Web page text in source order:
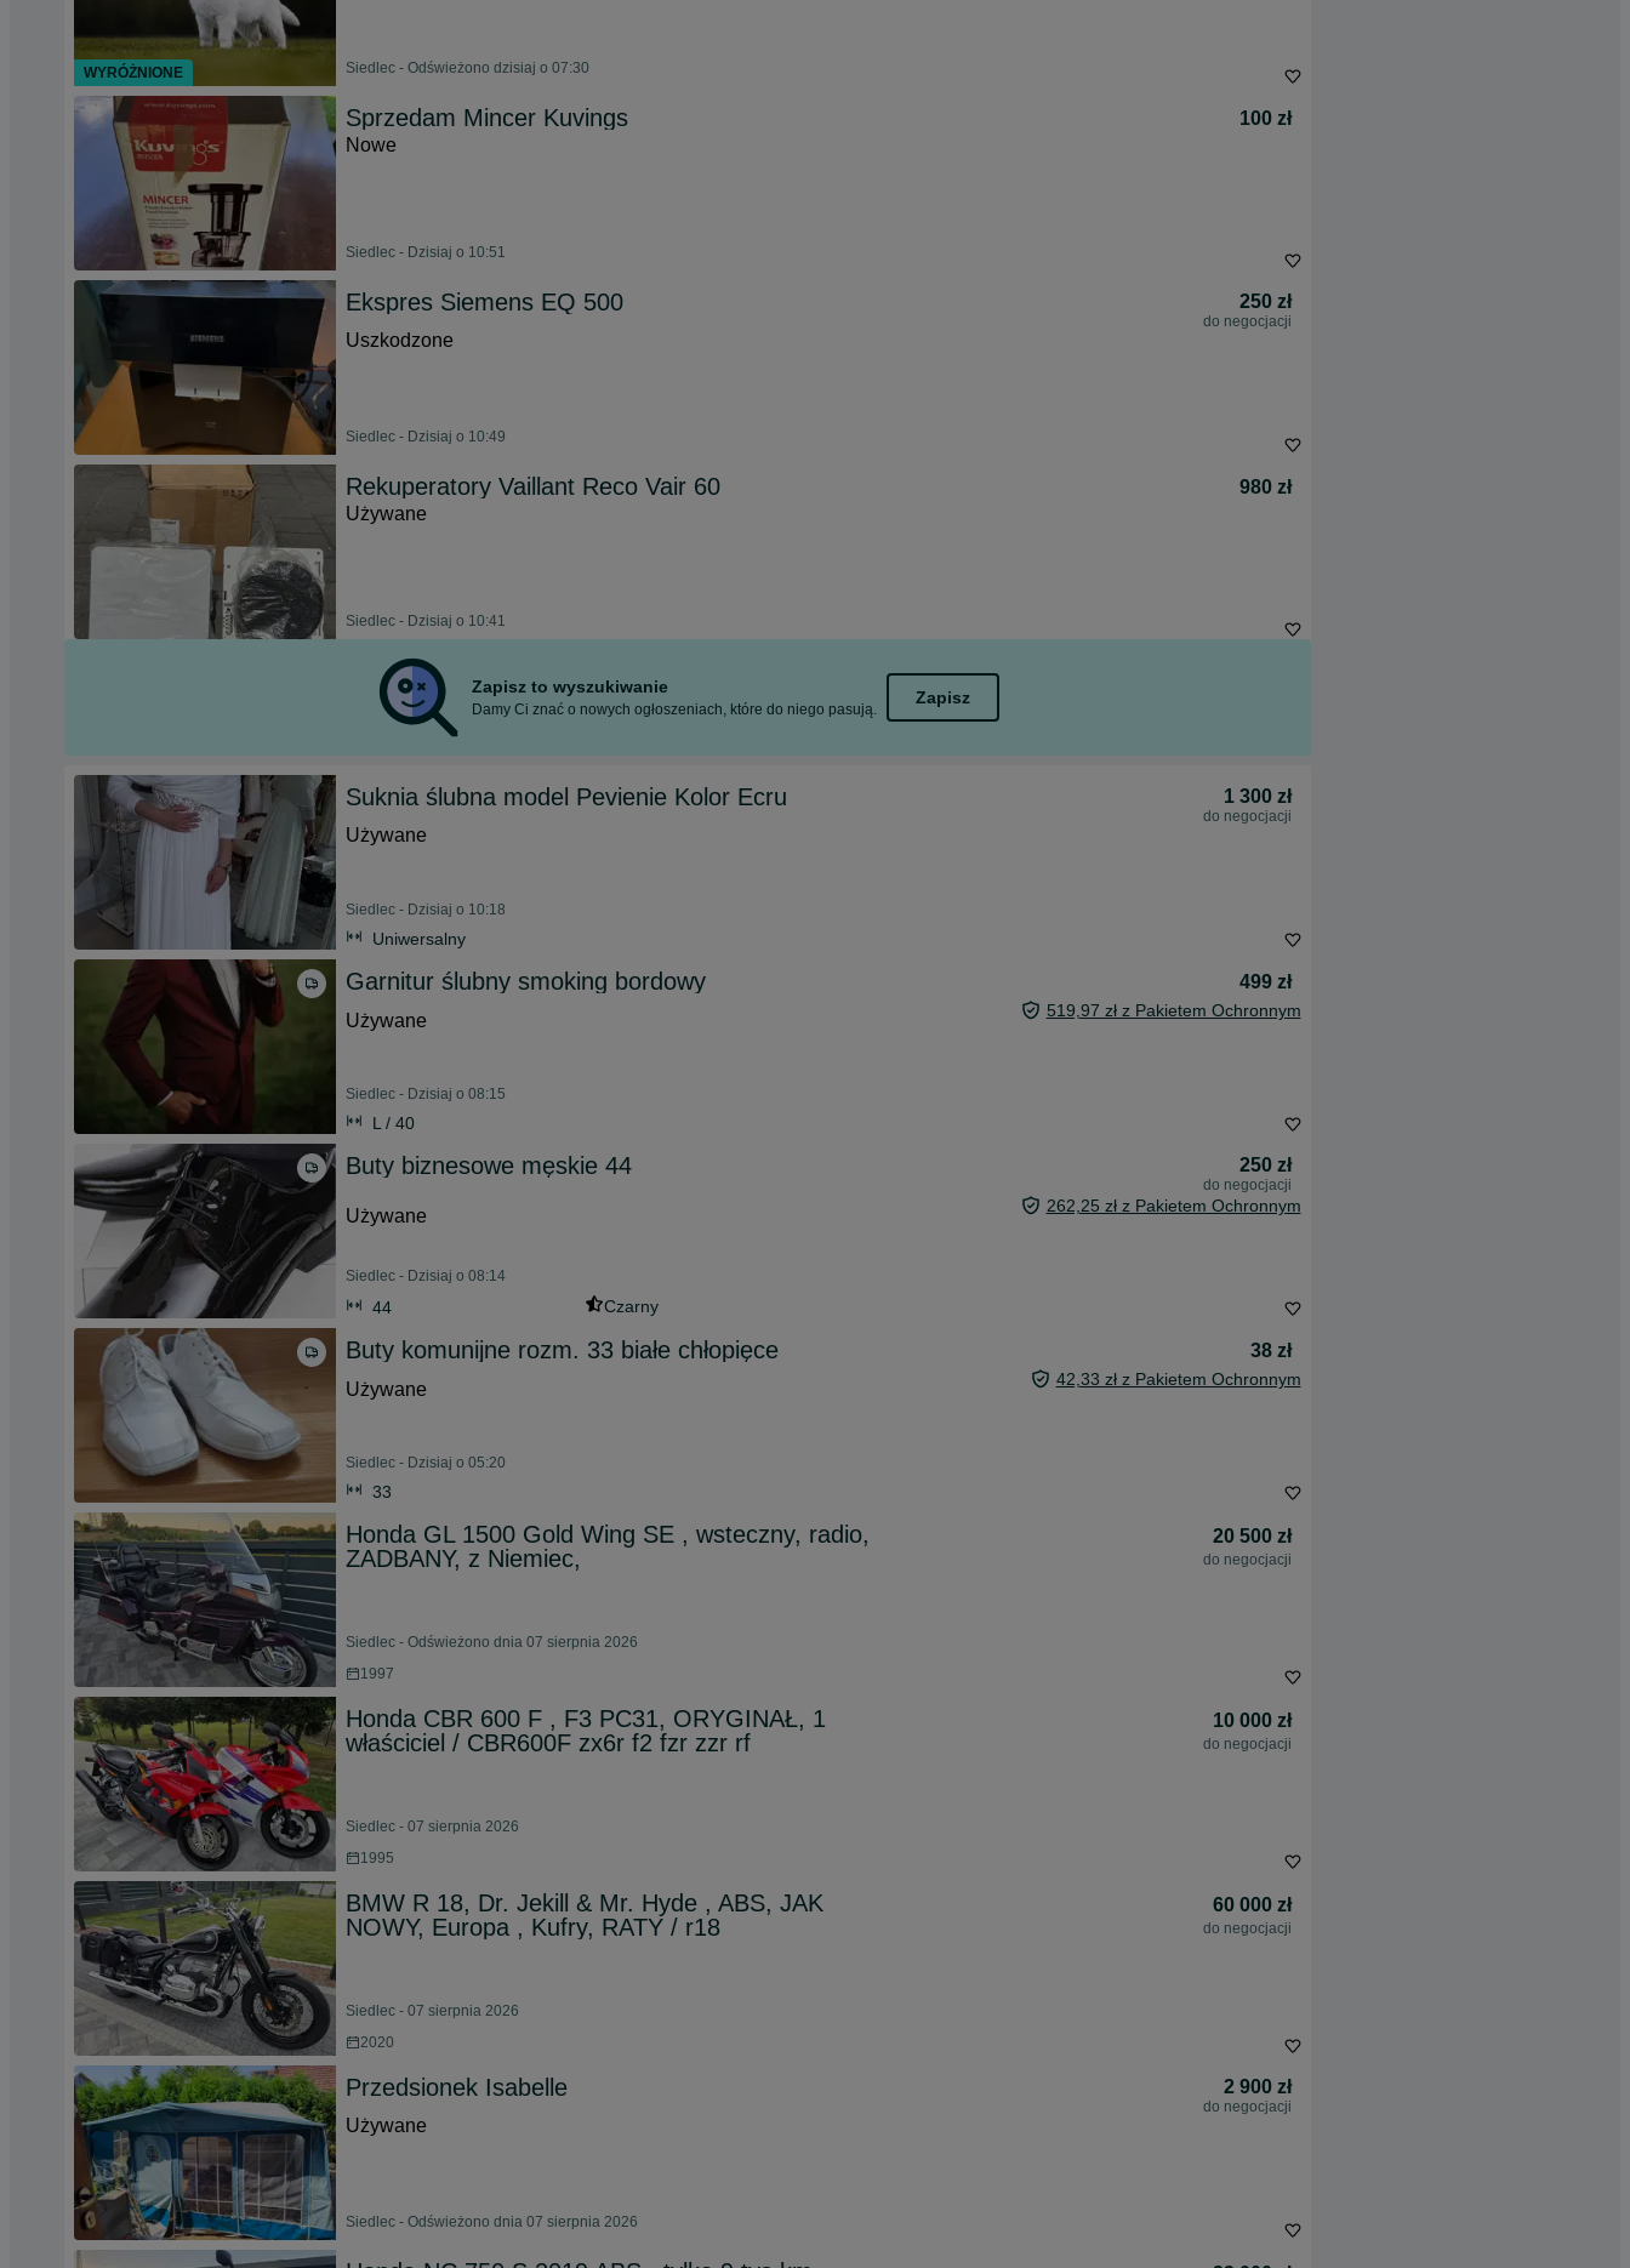
Siedlec - Odświeżono dzisiaj o 07:30
Sprzedam Mincer Kuvings
100 zł
Nowe
Siedlec - Dzisiaj o 10:51
Ekspres Siemens EQ 500 250 zł
do negocjacji
Uszkodzone
Siedlec - Dzisiaj o 10:49
Rekuperatory Vaillant Reco Vair 60
980 zł
Używane
Siedlec - Dzisiaj o 10:41
Zapisz to wyszukiwanie
Damy Ci znać o nowych ogłoszeniach, które do niego pasują.
Zapisz
Suknia ślubna model Pevienie Kolor Ecru 1 300 zł
do negocjacji
Używane
Siedlec - Dzisiaj o 10:18
Uniwersalny
Garnitur ślubny smoking bordowy
499 zł
Używane
519,97 zł z Pakietem Ochronnym
Siedlec - Dzisiaj o 08:15
L / 40
Buty biznesowe męskie 44 250 zł
do negocjacji
Używane 262,25 zł z Pakietem Ochronnym
Siedlec - Dzisiaj o 08:14
44 Czarny
Buty komunijne rozm. 33 białe chłopięce
38 zł
Używane
42,33 zł z Pakietem Ochronnym
Siedlec - Dzisiaj o 05:20
33
Honda GL 1500 Gold Wing SE , wsteczny, radio,
ZADBANY, z Niemiec,
20 500 zł
do negocjacji
Siedlec - Odświeżono dnia 07 sierpnia 2026
1997
Honda CBR 600 F , F3 PC31, ORYGINAŁ, 1
właściciel / CBR600F zx6r f2 fzr zzr rf
10 000 zł
do negocjacji
Siedlec - 07 sierpnia 2026
1995
BMW R 18, Dr. Jekill & Mr. Hyde , ABS, JAK
NOWY, Europa , Kufry, RATY / r18
60 000 zł
do negocjacji
Siedlec - 07 sierpnia 2026
2020
Przedsionek Isabelle 2 900 zł
do negocjacji
Używane
Siedlec - Odświeżono dnia 07 sierpnia 2026
WYRÓŻNIONE